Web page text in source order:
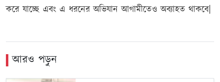
করে যাচ্ছে এবং এ ধরনের অভিযান আগামীতেও অব্যাহত থাকবে|
আরও পড়ুন